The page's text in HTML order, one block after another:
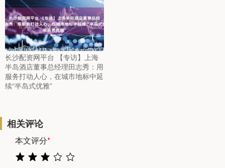
长沙配资网平台 【专访】上海
半岛酒店董事总经理田志秀：用
服务打动人心，在城市地标中延
续“半岛式优雅”
相关评论
本文评分*